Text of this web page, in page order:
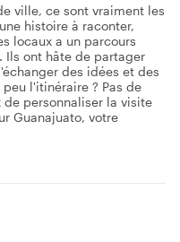
ville, ce sont vraiment les
histoire à raconter,
locaux a un parcours
Ils ont hâte de partager
des idées et des
l'itinéraire ? Pas de
de personnaliser la visite
Guanajuato, votre